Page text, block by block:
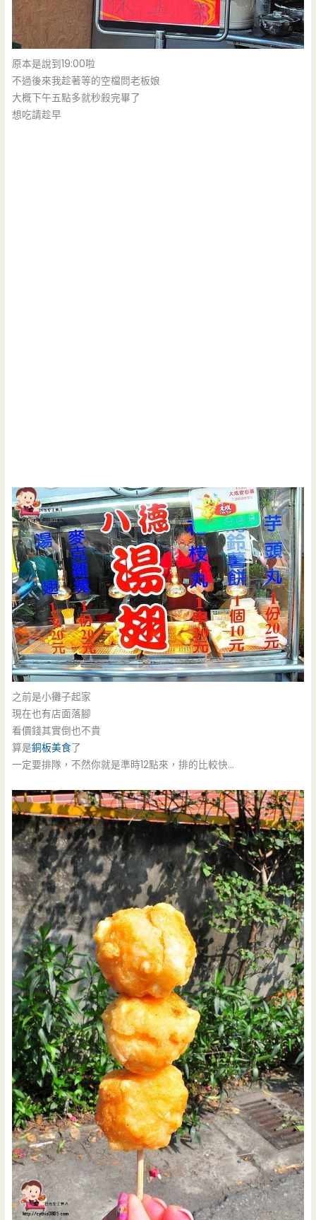
原本是說到19:00啦
不過後來我趁著等的空檔問老板娘
大概下午五點多就秒殺完畢了
想吃請趁早
之前是小攤子起家
現在也有店面落腳
看價錢其實倒也不貴
算是銅板美食了
一定要排隊，不然你就是準時12點來，排的比較快…